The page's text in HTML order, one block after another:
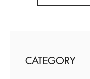
CATEGORY